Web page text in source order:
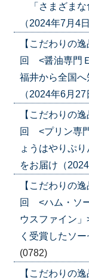
「さまざまな
（2024年7月4
【こだわりの
回 <醤油専門
福井から全国
（2024年6月
【こだわりの
回 <プリン専
ょうはやりぷ
をお届け（
【こだわりの
回 <ハム・ソ
ウスファイン
く受賞したソ
(0782)
【こだわりの